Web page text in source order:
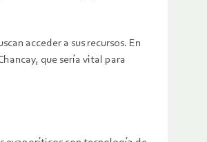
acceder a sus recursos. En
que sería vital para